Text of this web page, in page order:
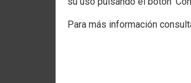
Para más información